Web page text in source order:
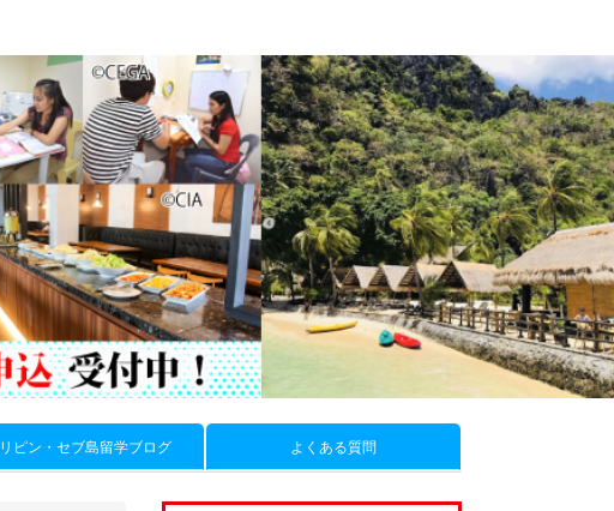
ピン・セブ島留学ブログ よくある質問